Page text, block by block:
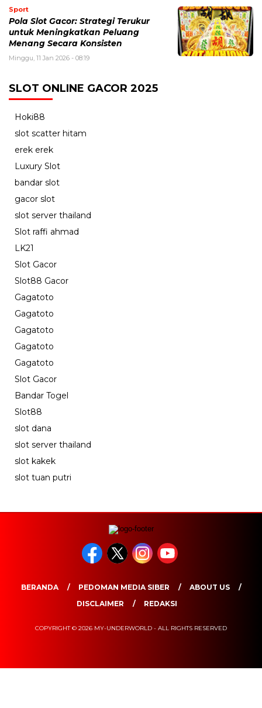
Sport
Pola Slot Gacor: Strategi Terukur
untuk Meningkatkan Peluang
Menang Secara Konsisten
Minggu, 11 Jan 2026 - 08:19
SLOT ONLINE GACOR 2025
Hoki88
slot scatter hitam
erek erek
Luxury Slot
bandar slot
gacor slot
slot server thailand
Slot raffi ahmad
LK21
Slot Gacor
Slot88 Gacor
Gagatoto
Gagatoto
Gagatoto
Gagatoto
Gagatoto
Slot Gacor
Bandar Togel
Slot88
slot dana
slot server thailand
slot kakek
slot tuan putri
BERANDA PEDOMAN MEDIA SIBER
ABOUT US
DISCLAIMER
REDAKSI
COPYRIGHT © 2026 MY-UNDERWORLD - ALL RIGHTS RESERVED